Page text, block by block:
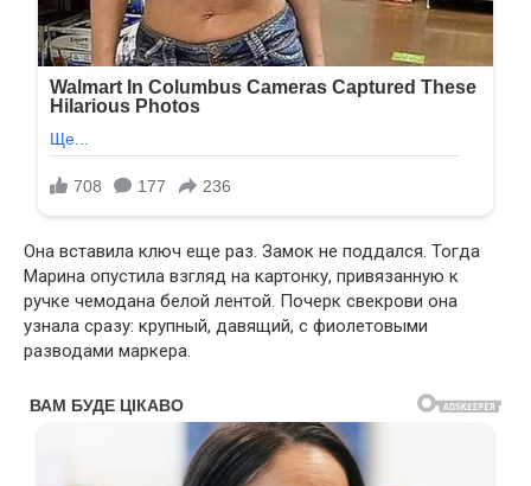
Она вставила ключ еще раз. Замок не поддался. Тогда
Марина опустила взгляд на картонку, привязанную к
ручке чемодана белой лентой. Почерк свекрови она
узнала сразу: крупный, давящий, с фиолетовыми
разводами маркера.